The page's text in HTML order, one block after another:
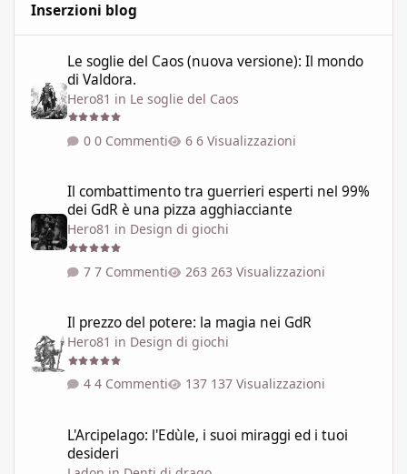
Inserzioni blog
Le soglie del Caos (nuova versione): Il mondo
di Valdora.
Hero81 in Le soglie del Caos
0 Commenti 6 Visualizzazioni
Il combattimento tra guerrieri esperti nel 99%
dei GdR è una pizza agghiacciante
Hero81 in Design di giochi
7 Commenti 263 Visualizzazioni
Il prezzo del potere: la magia nei GdR
Hero81 in Design di giochi
4 Commenti 137 Visualizzazioni
L'Arcipelago: l'Edùle, i suoi miraggi ed i tuoi
desideri